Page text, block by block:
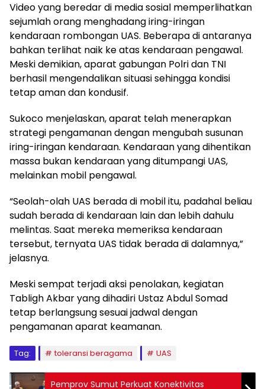
Video yang beredar di media sosial memperlihatkan
sejumlah orang menghadang iring-iringan
kendaraan rombongan UAS. Beberapa di antaranya
bahkan terlihat naik ke atas kendaraan pengawal.
Meski demikian, aparat gabungan Polri dan TNI
berhasil mengendalikan situasi sehingga kondisi
tetap aman dan kondusif.
Sukoco menjelaskan, aparat telah menerapkan
strategi pengamanan dengan mengubah susunan
iring-iringan kendaraan. Kendaraan yang dihentikan
massa bukan kendaraan yang ditumpangi UAS,
melainkan mobil pengawal.
“Seolah-olah UAS berada di mobil itu, padahal beliau
sudah berada di kendaraan lain dan lebih dahulu
melintas. Saat mereka memeriksa kendaraan
tersebut, ternyata UAS tidak berada di dalamnya,”
jelasnya.
Meski sempat terjadi aksi penolakan, kegiatan
Tabligh Akbar yang dihadiri Ustaz Abdul Somad
tetap berlangsung sesuai jadwal dengan
pengamanan aparat keamanan.
Tag: toleransi beragama UAS
Pemprov Sumut Perkuat Konektivitas